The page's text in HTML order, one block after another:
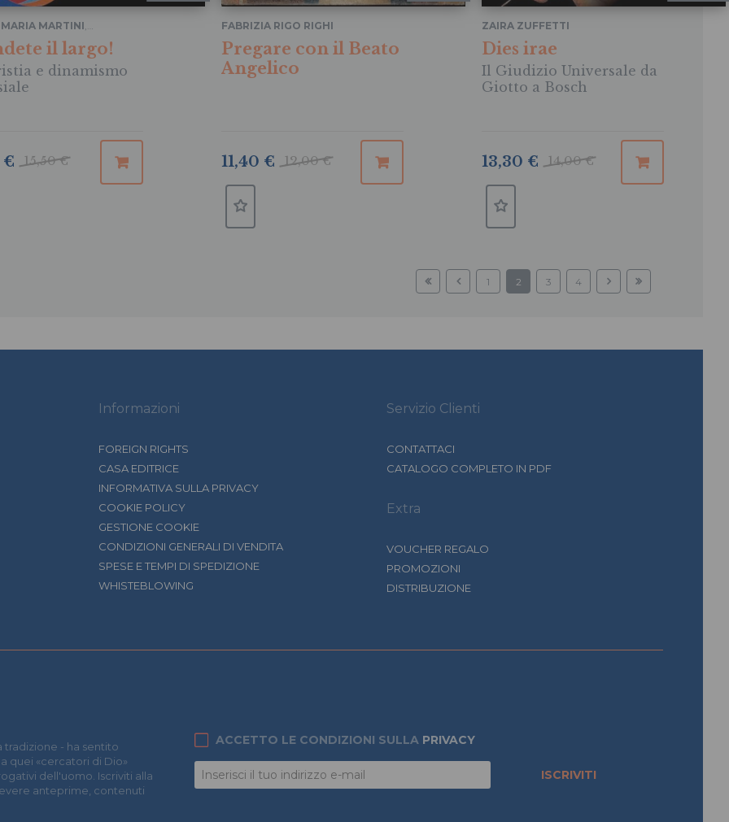
il largo!
e dinamismo
MARTINI,
RADAELLI
15,50 €
€
Pregare con il Beato
Angelico
FABRIZIA RIGO RIGHI
12,00 €
11,40 €
Dies irae
Il Giudizio Universale da
Giotto a Bosch
ZAIRA ZUFFETTI
14,00 €
13,30 €
1 2 3 4
Informazioni
FOREIGN RIGHTS
CASA EDITRICE
INFORMATIVA SULLA PRIVACY
COOKIE POLICY
GESTIONE COOKIE
CONDIZIONI GENERALI DI VENDITA
SPESE E TEMPI DI SPEDIZIONE
WHISTEBLOWING
Servizio Clienti
CONTATTACI
CATALOGO COMPLETO IN PDF
Extra
VOUCHER REGALO
PROMOZIONI
DISTRIBUZIONE
- ha sentito
quei «cercatori di Dio»
dell'uomo. Iscriviti alla
anteprime, contenuti
ACCETTO LE CONDIZIONI SULLA PRIVACY
ISCRIVITI